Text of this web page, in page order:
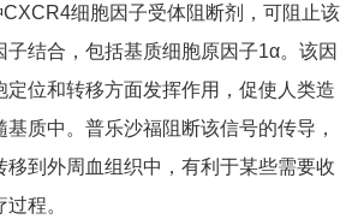
细胞因子受体阻断剂，可阻止该
子结合，包括基质细胞原因子1α。该因
定位和转移方面发挥作用，促使人类造
质中。普乐沙福阻断该信号的传导，
移到外周血组织中，有利于某些需要收
程。